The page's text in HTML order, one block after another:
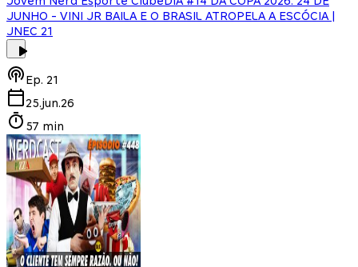
JUNHO - VINI JR BAILA E O BRASIL ATROPELA A ESCÓCIA |
JNEC 21
Ep. 21
25.jun.26
57 min